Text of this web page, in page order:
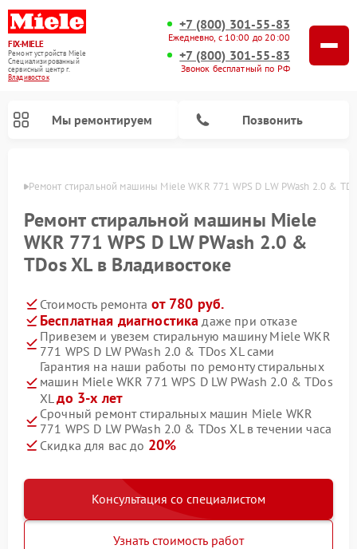
FIX-MIELE
Ремонт устройств Miele
Специализированный
cервисный центр г.
Владивосток
+7 (800) 301-55-83
Ежедневно, с 10:00 до 20:00
+7 (800) 301-55-83
Звонок бесплатный по РФ
Мы ремонтируем Позвонить
Ремонт стиральной машины Miele WKR 771 WPS D LW PWash 2.0 &
Ремонт стиральной машины Miele
WKR 771 WPS D LW PWash 2.0 &
TDos XL в Владивостоке
Стоимость ремонта от 780 руб.
Бесплатная диагностика даже при отказе
Привезем и увезем стиральную машину Miele WKR
771 WPS D LW PWash 2.0 & TDos XL сами
Гарантия на наши работы по ремонту стиральных
машин Miele WKR 771 WPS D LW PWash 2.0 & TDos
XLдо 3-х лет
Срочный ремонт стиральных машин Miele WKR
771 WPS D LW PWash 2.0 & TDos XL в течении часа
Скидка для вас до 20%
Консультация со специалистом
Узнать стоимость работ